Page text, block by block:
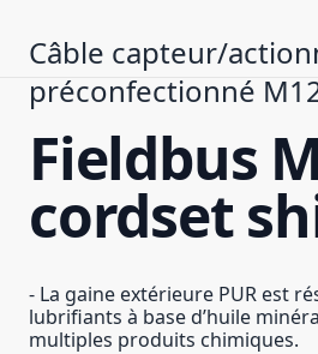
Câble capteur/
préconfectionné
Fieldbus
cordset
- La gaine extérieure PUR est
lubrifiants à base d’huile
multiples produits chimiques.